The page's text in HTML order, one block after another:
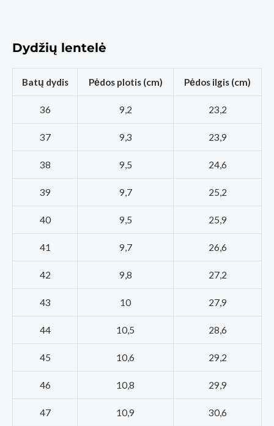
Dydžių lentelė
Batų dydis Pėdos plotis (cm) Pėdos ilgis (cm)
36 9,2 23,2
37 9,3 23,9
38 9,5 24,6
39 9,7 25,2
40 9,5 25,9
41 9,7 26,6
42 9,8 27,2
43 10 27,9
44 10,5 28,6
45 10,6 29,2
46 10,8 29,9
47 10,9 30,6